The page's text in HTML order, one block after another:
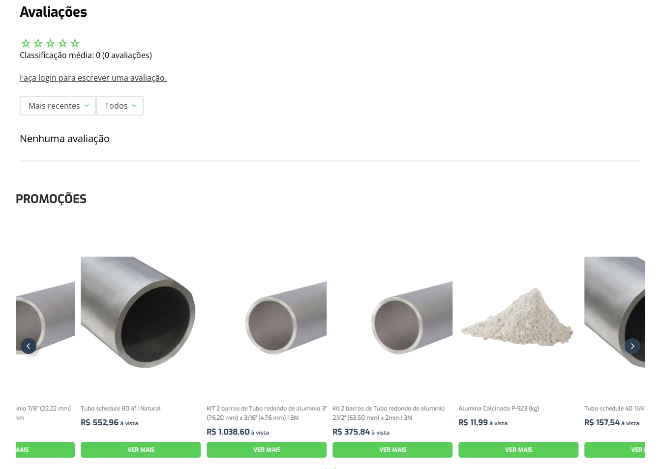
Avaliações
☆☆☆☆☆
Classificação média: 0(0 avaliações)
Faça login para escrever uma avaliação.
Mais recentes Todos
Nenhuma avaliação
PROMOÇÕES
Tubo schedule 80 4" | Natural
R$
KIT 2 barras de Tubo redondo de alumínio 3"
(76.20 mm) x 3/16" (4.76 mm) | 3M
Kit 2 barras de Tubo redondo de alumínio
2.1/2" (63.50 mm) x 2mm | 3M
Alumina Calcinada P-923 (kg)
R$11
Tubo schedule 40 1.1/4" | Natural